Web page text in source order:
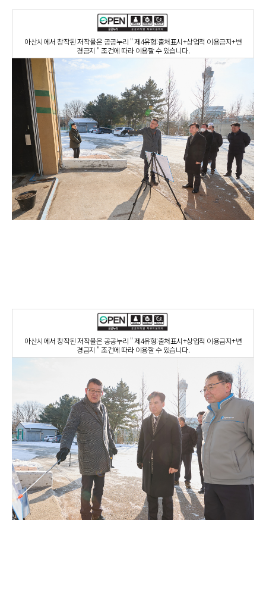
아산시에서 창작된 저작물은 공공누리 " 제4유형:출처표시+상업적 이용금지+변
경금지 " 조건에 따라 이용할 수 있습니다.
아산시에서 창작된 저작물은 공공누리 " 제4유형:출처표시+상업적 이용금지+변
경금지 " 조건에 따라 이용할 수 있습니다.